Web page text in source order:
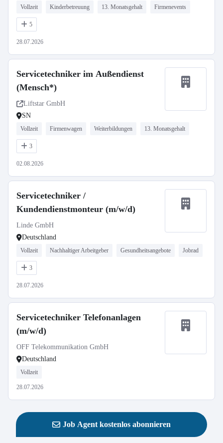
Vollzeit Kinderbetreuung 13. Monatsgehalt Firmenevents
5
28.07.2026
Servicetechniker im Außendienst
(Mensch*)
Liftstar GmbH
SN
Vollzeit Firmenwagen Weiterbildungen 13. Monatsgehalt
3
02.08.2026
Servicetechniker /
Kundendienstmonteur (m/w/d)
Linde GmbH
Deutschland
Vollzeit Nachhaltiger Arbeitgeber Gesundheitsangebote Jobrad
3
28.07.2026
Servicetechniker Telefonanlagen
(m/w/d)
OFF Telekommunikation GmbH
Deutschland
Vollzeit
28.07.2026
Job Agent kostenlos abonnieren